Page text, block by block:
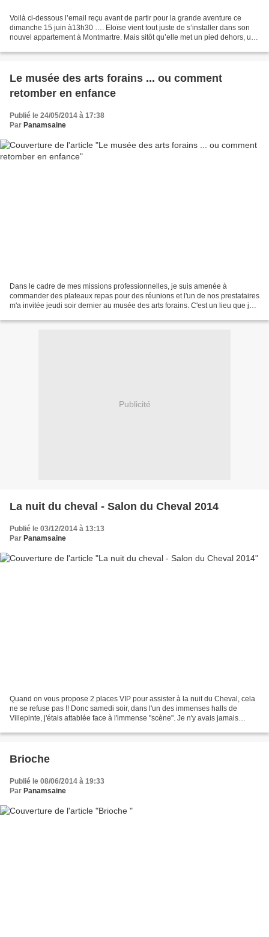
Voilà ci-dessous l’email reçu avant de partir pour la grande aventure ce
dimanche 15 juin à13h30 …. Eloïse vient tout juste de s’installer dans son
nouvel appartement à Montmartre. Mais sitôt qu’elle met un pied dehors, une
Le musée des arts forains ... ou comment
retomber en enfance
Publié le 24/05/2014 à 17:38
Par Panamsaine
Dans le cadre de mes missions professionnelles, je suis amenée à
commander des plateaux repas pour des réunions et l'un de nos prestataires
m'a invitée jeudi soir dernier au musée des arts forains. C'est un lieu que je
Publicité
La nuit du cheval - Salon du Cheval 2014
Publié le 03/12/2014 à 13:13
Par Panamsaine
Quand on vous propose 2 places VIP pour assister à la nuit du Cheval, cela
ne se refuse pas !! Donc samedi soir, dans l'un des immenses halls de
Villepinte, j'étais attablée face à l'immense "scène". Je n'y avais jamais
Brioche
Publié le 08/06/2014 à 19:33
Par Panamsaine